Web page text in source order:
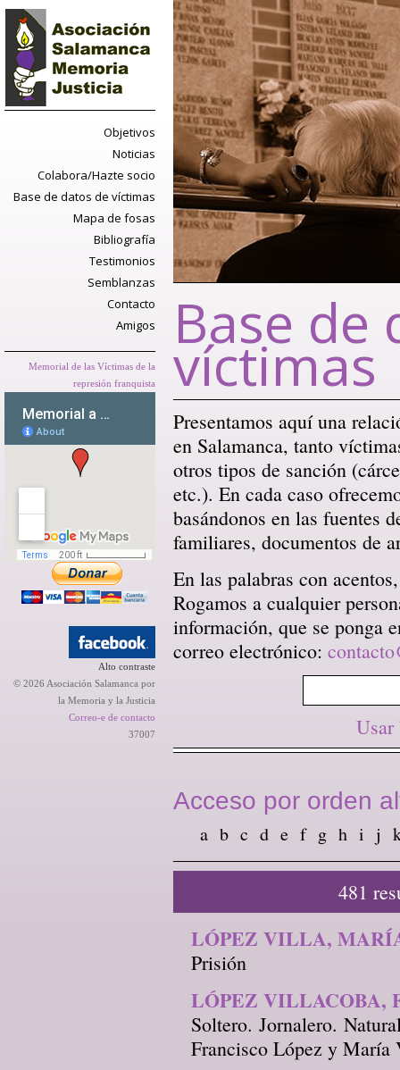
Objetivos
Noticias
Colabora/Hazte socio
Base de datos de víctimas
Mapa de fosas
Bibliografía
Testimonios
Semblanzas
Contacto
Amigos
Memorial de las Víctimas de la
represión franquista
Alto contraste
© 2026 Asociación Salamanca por
la Memoria y la Justicia
Correo-e de contacto
37007
Base de
víctimas
Presentamos aquí una
en Salamanca, tanto
otros tipos de sanción
etc.). En cada caso
basándonos en las fuentes
familiares, documentos de
En las palabras con
Rogamos a cualquier
información, que se ponga
correo electrónico:
Usar
Acceso por orden
a b c d e f g h i j
481
LÓPEZ VILLA,
Prisión
LÓPEZ VILLACOBA,
Soltero. Jornalero.
Francisco López y